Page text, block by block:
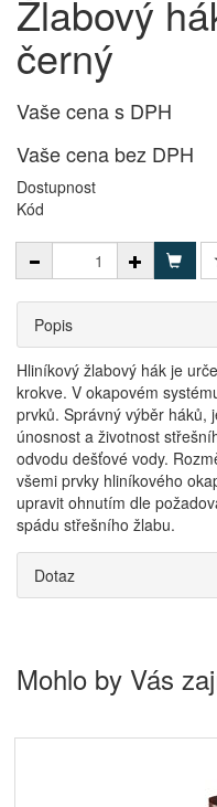
Žlabový
černý
Vaše cena s DPH
Vaše cena bez DPH
Dostupnost
Kód
Popis
Hliníkový žlabový hák je
krokve. V okapovém
prvků. Správný výběr háků,
únosnost a životnost
odvodu dešťové vody.
všemi prvky hliníkového
upravit ohnutím dle
spádu střešního žlabu.
Dotaz
Mohlo by Vás